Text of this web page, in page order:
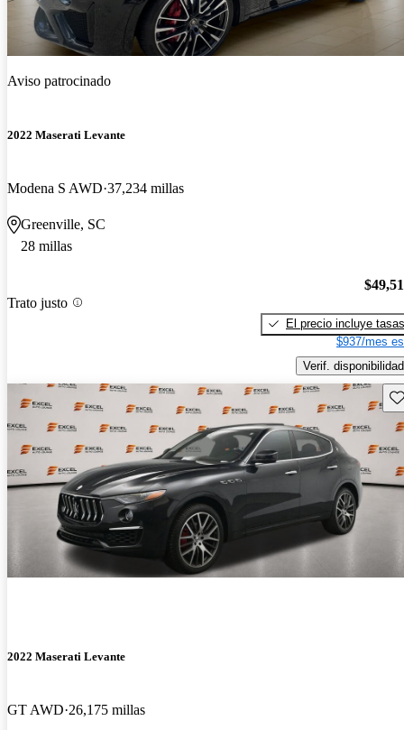
Aviso patrocinado
2022 Maserati Levante
Modena S AWD 37,234 millas
Greenville, SC
28 millas
Trato justo
El precio incluye tasas
$937/mes
Verif. disponibilidad
2022 Maserati Levante
GT AWD 26,175 millas